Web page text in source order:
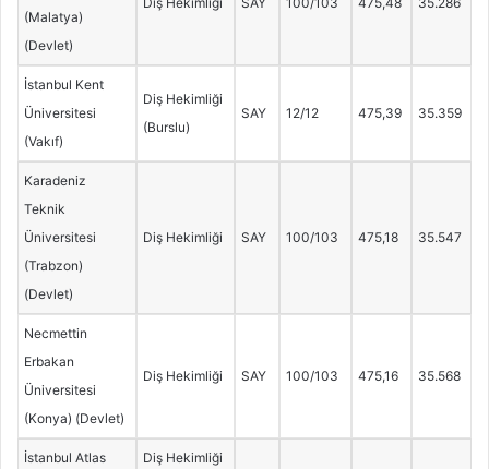
(Malatya)
(Devlet)
İstanbul Kent
Üniversitesi
(Vakıf)
Diş Hekimliği
(Burslu)
SAY 12/12 475,39 35.359
Karadeniz
Teknik
Üniversitesi
(Trabzon)
(Devlet)
Diş Hekimliği SAY 100/103 475,18 35.547
Necmettin
Erbakan
Üniversitesi
(Konya) (Devlet)
Diş Hekimliği SAY 100/103 475,16 35.568
İstanbul Atlas
Diş Hekimliği